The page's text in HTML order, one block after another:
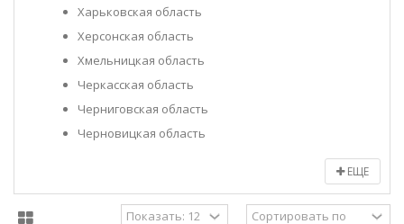
Харьковская область
Херсонская область
Хмельницкая область
Черкасская область
Черниговская область
Черновицкая область
ЕЩЕ